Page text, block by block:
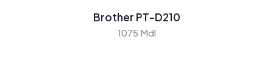
Brother PT-D210
1075 Mdl